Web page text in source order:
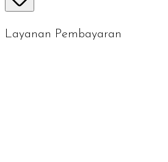
Layanan Pembayaran